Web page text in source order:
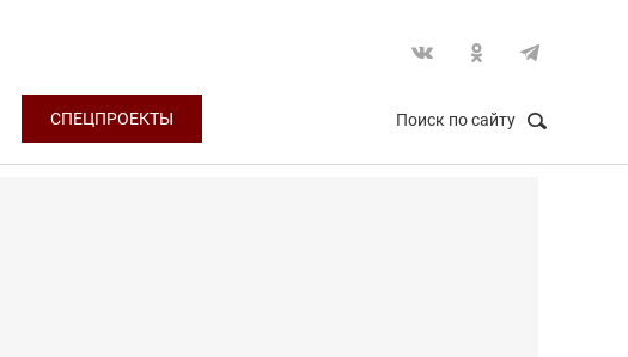
СПЕЦПРОЕКТЫ Поиск по сайту